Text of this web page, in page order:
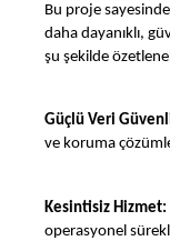
Bu proje
daha dayanıklı,
şu şekilde
Güçlü Veri
ve koruma
Kesintisiz Hizmet:
operasyonel